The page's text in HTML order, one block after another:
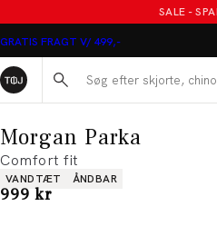
SALE -
GRATIS FRAGT V/ 499,-
Søg her...
Morgan Parka
Comfort fit
Produkt egenskaber
VANDTÆT ÅNDBAR
I alt (inkl. rabat)
999 kr